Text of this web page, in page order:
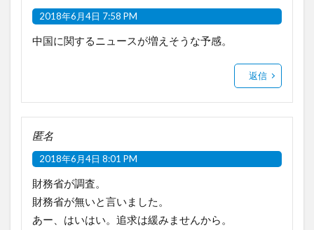
2018年6月4日 7:58 PM
中国に関するニュースが増えそうな予感。
返信
匿名
2018年6月4日 8:01 PM
財務省が調査。
財務省が無いと言いました。
あー、はいはい。追求は緩みませんから。